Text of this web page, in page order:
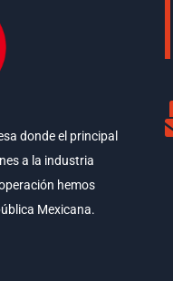
donde el principal
a la industria
hemos
Mexicana.